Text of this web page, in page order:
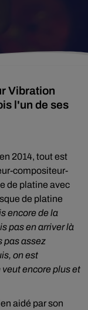
Vibration
l'un de ses
2014, tout est
compositeur-
de platine avec
de platine
encore de la
pas en arriver là
pas assez
on est
encore plus et
aidé par son